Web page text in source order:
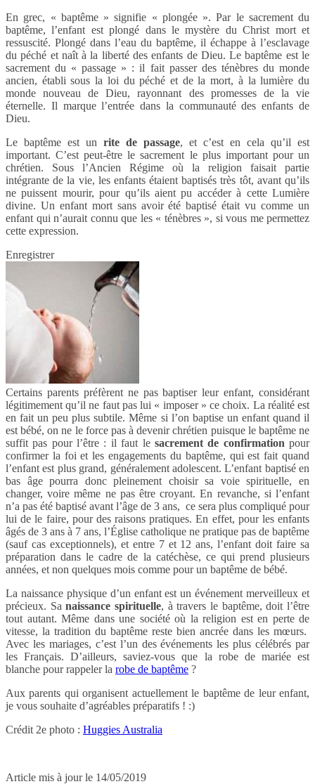
En grec, « baptême » signifie « plongée ». Par le sacrement du
baptême, l’enfant est plongé dans le mystère du Christ mort et
ressuscité. Plongé dans l’eau du baptême, il échappe à l’esclavage
du péché et naît à la liberté des enfants de Dieu. Le baptême est le
sacrement du « passage » : il fait passer des ténèbres du monde
ancien, établi sous la loi du péché et de la mort, à la lumière du
monde nouveau de Dieu, rayonnant des promesses de la vie
éternelle. Il marque l’entrée dans la communauté des enfants de
Dieu.
Le baptême est un rite de passage, et c’est en cela qu’il est
important. C’est peut-être le sacrement le plus important pour un
chrétien. Sous l’Ancien Régime où la religion faisait partie
intégrante de la vie, les enfants étaient baptisés très tôt, avant qu’ils
ne puissent mourir, pour qu’ils aient pu accéder à cette Lumière
divine. Un enfant mort sans avoir été baptisé était vu comme un
enfant qui n’aurait connu que les « ténèbres », si vous me permettez
cette expression.
Enregistrer
Certains parents préfèrent ne pas baptiser leur enfant, considérant
légitimement qu’il ne faut pas lui « imposer » ce choix. La réalité est
en fait un peu plus subtile. Même si l’on baptise un enfant quand il
est bébé, on ne le force pas à devenir chrétien puisque le baptême ne
suffit pas pour l’être : il faut le sacrement de confirmation pour
confirmer la foi et les engagements du baptême, qui est fait quand
l’enfant est plus grand, généralement adolescent. L’enfant baptisé en
bas âge pourra donc pleinement choisir sa voie spirituelle, en
changer, voire même ne pas être croyant. En revanche, si l’enfant
n’a pas été baptisé avant l’âge de 3 ans, ce sera plus compliqué pour
lui de le faire, pour des raisons pratiques. En effet, pour les enfants
âgés de 3 ans à 7 ans, l’Église catholique ne pratique pas de baptême
(sauf cas exceptionnels), et entre 7 et 12 ans, l’enfant doit faire sa
préparation dans le cadre de la catéchèse, ce qui prend plusieurs
années, et non quelques mois comme pour un baptême de bébé.
La naissance physique d’un enfant est un événement merveilleux et
précieux. Sanaissance spirituelle, à travers le baptême, doit l’être
tout autant. Même dans une société où la religion est en perte de
vitesse, la tradition du baptême reste bien ancrée dans les mœurs.
Avec les mariages, c’est l’un des événements les plus célébrés par
les Français. D’ailleurs, saviez-vous que la robe de mariée est
blanche pour rappeler la robe de baptême ?
Aux parents qui organisent actuellement le baptême de leur enfant,
je vous souhaite d’agréables préparatifs ! :)
Crédit 2e photo : Huggies Australia
Article mis à jour le 14/05/2019